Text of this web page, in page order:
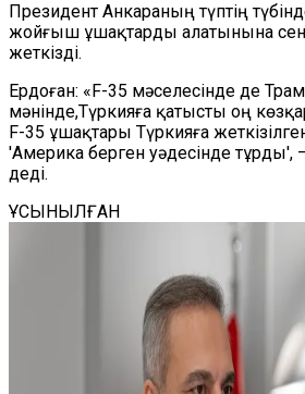
Президент Анкараның түптің
жойғыш ұшақтарды алатынына
жеткізді.
Ердоған: «F-35 мәселесінде де
мәнінде,Түркияға қатысты оң
F-35 ұшақтары Түркияға
'Америка берген уәдесінде тұрды',
деді.
ҰСЫНЫЛҒАН